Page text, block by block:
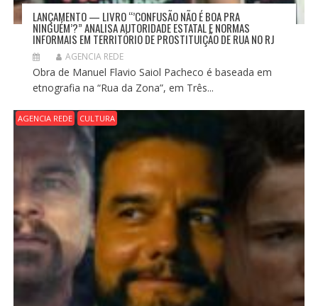
LANÇAMENTO — LIVRO “’CONFUSÃO NÃO É BOA PRA
NINGUÉM’?” ANALISA AUTORIDADE ESTATAL E NORMAS
INFORMAIS EM TERRITÓRIO DE PROSTITUIÇÃO DE RUA NO RJ
AGENCIA REDE
Obra de Manuel Flavio Saiol Pacheco é baseada em
etnografia na “Rua da Zona”, em Três...
AGENCIA REDE CULTURA